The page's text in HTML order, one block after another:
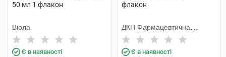
50 мл 1 флакон
Віола
Є в наявності
флакон
ДКП Фармацевтична
фабрика
Є в наявності